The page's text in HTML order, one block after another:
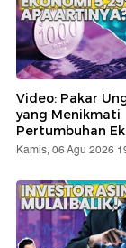
Video: Pakar
yang Menikmati
Pertumbuhan
Kamis, 06 Agu 2026